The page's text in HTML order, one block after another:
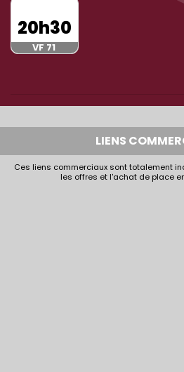
20h30
VF 71
LIENS
Ces liens commerciaux sont totalement
les offres et l'achat de place